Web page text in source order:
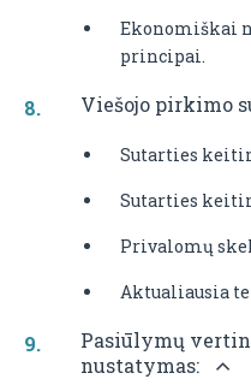
Ekonomiškai
principai.
Viešojo pirkimo
Sutarties
Sutarties
Privalomų
Aktualiausia
Pasiūlymų
nustatymas: